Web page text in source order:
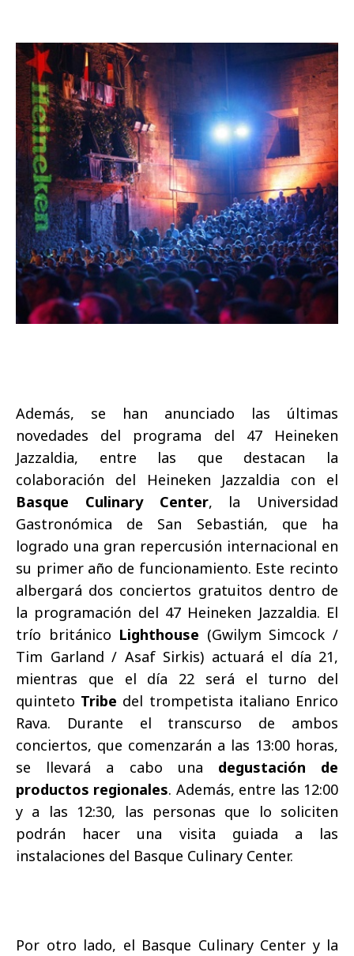
Además, se han anunciado las últimas
novedades del programa del 47 Heineken
Jazzaldia, entre las que destacan la
colaboración del Heineken Jazzaldia con el
Basque Culinary Center, la Universidad
Gastronómica de San Sebastián, que ha
logrado una gran repercusión internacional en
su primer año de funcionamiento. Este recinto
albergará dos conciertos gratuitos dentro de
la programación del 47 Heineken Jazzaldia. El
trío británico Lighthouse (Gwilym Simcock /
Tim Garland / Asaf Sirkis) actuará el día 21,
mientras que el día 22 será el turno del
quinteto Tribe del trompetista italiano Enrico
Rava. Durante el transcurso de ambos
conciertos, que comenzarán a las 13:00 horas,
se llevará a cabo una degustación de
productos regionales. Además, entre las 12:00
y a las 12:30, las personas que lo soliciten
podrán hacer una visita guiada a las
instalaciones del Basque Culinary Center.
Por otro lado, el Basque Culinary Center y la